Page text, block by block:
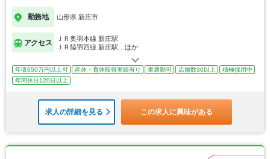
勤務地 山形県 新庄市
アクセス
ＪＲ奥羽本線 新庄駅
ＪＲ陸羽西線 新庄駅…ほか
年収650万円以上可 産休・育休取得実績有り 車通勤可 店舗数30以上
積極採用中
年間休日120日以上
求人の詳細を見る この求人に興味がある